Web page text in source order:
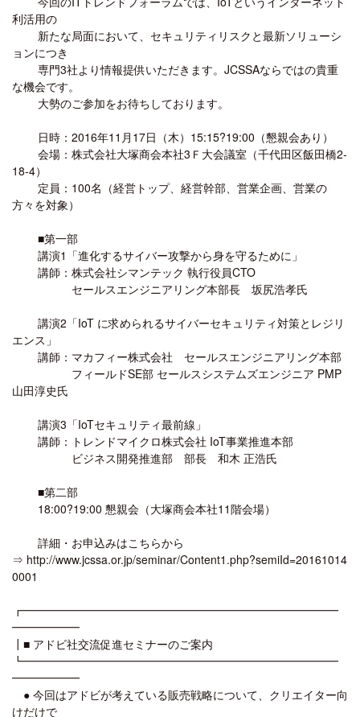
利活用の
新たな局面において、セキュリティリスクと最新ソリューシ
ョンにつき
専門3社より情報提供いただきます。JCSSAならではの貴重
な機会です。
大勢のご参加をお待ちしております。
日時：2016年11月17日（木）15:15?19:00（懇親会あり）
会場：株式会社大塚商会本社3Ｆ大会議室（千代田区飯田橋2-
18-4）
定員：100名（経営トップ、経営幹部、営業企画、営業の
方々を対象）
■第一部
講演1「進化するサイバー攻撃から身を守るために」
講師：株式会社シマンテック 執行役員CTO
セールスエンジニアリング本部長 坂尻浩孝氏
講演2「IoT に求められるサイバーセキュリティ対策とレジリ
エンス」
講師：マカフィー株式会社 セールスエンジニアリング本部
フィールドSE部 セールスシステムズエンジニア PMP
山田淳史氏
講演3「IoTセキュリティ最前線」
講師：トレンドマイクロ株式会社 IoT事業推進本部
ビジネス開発推進部 部長 和木 正浩氏
■第二部
18:00?19:00 懇親会（大塚商会本社11階会場）
詳細・お申込みはこちらから
⇒ http://www.jcssa.or.jp/seminar/Content1.php?semiId=20161014
0001
┏━━━━━━━━━━━━━━━━━━━━━━━━━━━━
━━━━━━
┃■ アドビ社交流促進セミナーのご案内
┗━━━━━━━━━━━━━━━━━━━━━━━━━━━━
━━━━━━
● 今回はアドビが考えている販売戦略について、クリエイター向
けだけで